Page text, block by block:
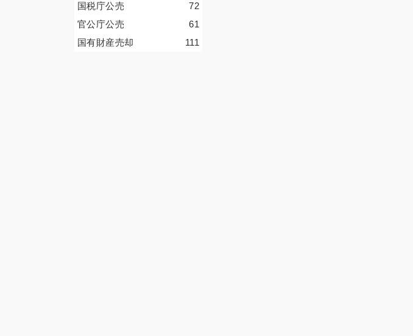
72
国税庁公売
61
官公庁公売
111
国有財産売却